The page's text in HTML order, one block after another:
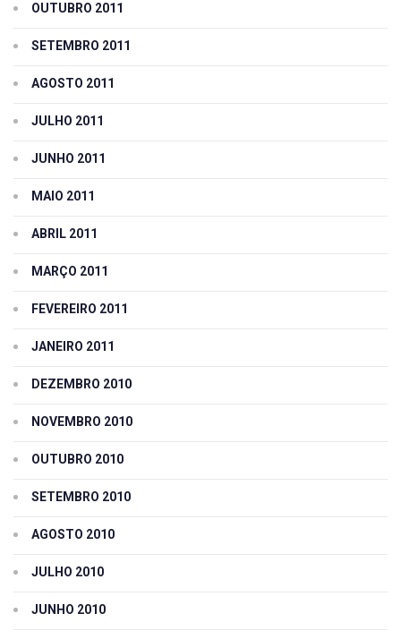
OUTUBRO 2011
SETEMBRO 2011
AGOSTO 2011
JULHO 2011
JUNHO 2011
MAIO 2011
ABRIL 2011
MARÇO 2011
FEVEREIRO 2011
JANEIRO 2011
DEZEMBRO 2010
NOVEMBRO 2010
OUTUBRO 2010
SETEMBRO 2010
AGOSTO 2010
JULHO 2010
JUNHO 2010